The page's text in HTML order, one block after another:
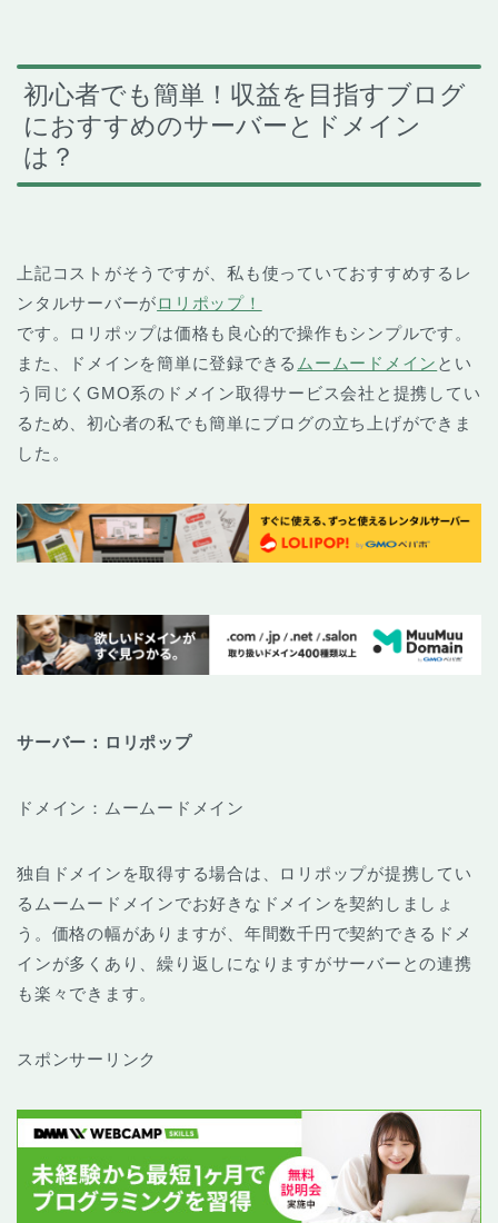
初心者でも簡単！収益を目指すブログ
におすすめのサーバーとドメイン
は？
上記コストがそうですが、私も使っていておすすめするレ
ンタルサーバーがロリポップ！
です。ロリポップは価格も良心的で操作もシンプルです。
また、ドメインを簡単に登録できる ムームードメイン とい
う同じくGMO系のドメイン取得サービス会社と提携してい
るため、初心者の私でも簡単にブログの立ち上げができま
した。
サーバー：ロリポップ
ドメイン：ムームードメイン
独自ドメインを取得する場合は、ロリポップが提携してい
るムームードメインでお好きなドメインを契約しましょ
う。価格の幅がありますが、年間数千円で契約できるドメ
インが多くあり、繰り返しになりますがサーバーとの連携
も楽々できます。
スポンサーリンク